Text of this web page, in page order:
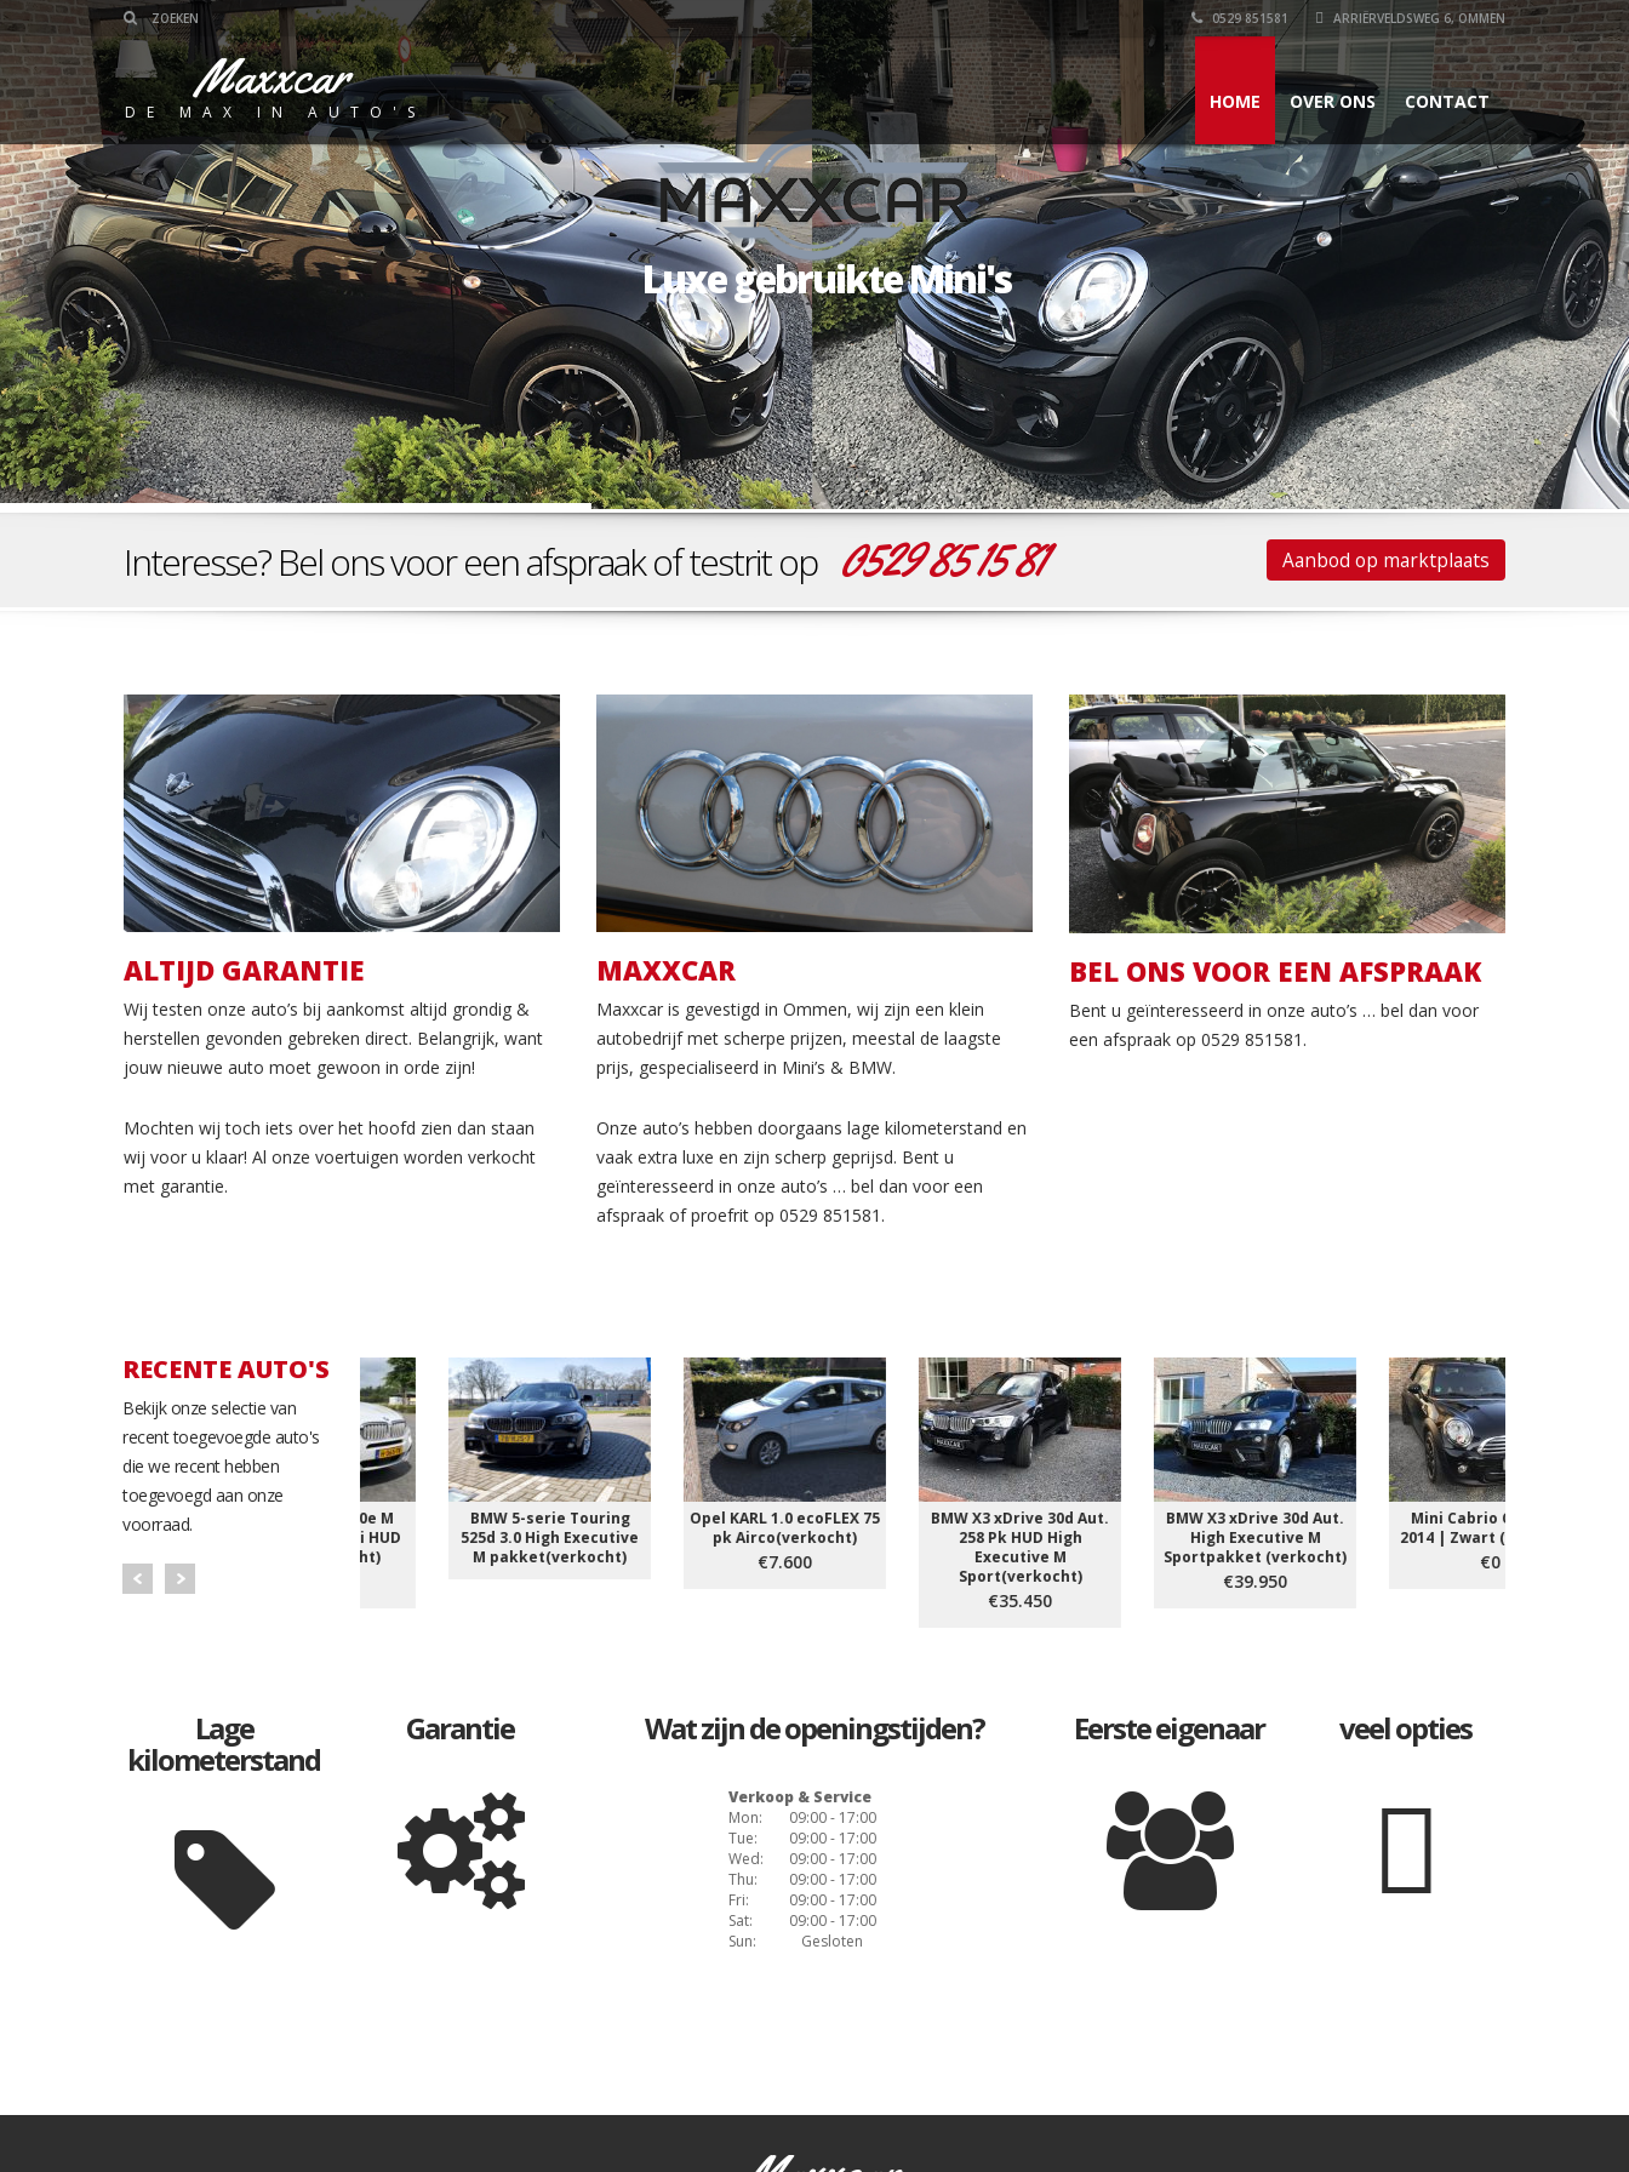
0529 851581 ARRIËRVELDSWEG 6, OMMEN
Maxxcar
DE MAX IN AUTO'S HOME OVER ONS CONTACT
Luxe gebruikte Mini's
Interesse? Bel ons voor een afspraak of testrit op 0529 85 15 81 Aanbod op marktplaats
Garantie
ALTIJD GARANTIE
Wij testen onze auto’s bij aankomst altijd grondig &
herstellen gevonden gebreken direct. Belangrijk, want
jouw nieuwe auto moet gewoon in orde zijn!
Mochten wij toch iets over het hoofd zien dan staan
wij voor u klaar! Al onze voertuigen worden verkocht
met garantie.
Maxxcar
MAXXCAR
Maxxcar is gevestigd in Ommen, wij zijn een klein
autobedrijf met scherpe prijzen, meestal de laagste
prijs, gespecialiseerd in Mini’s & BMW.
Onze auto’s hebben doorgaans lage kilometerstand en
vaak extra luxe en zijn scherp geprijsd. Bent u
geïnteresseerd in onze auto’s … bel dan voor een
afspraak of proefrit op 0529 851581.
Bel ons voor een
afspraak
BEL ONS VOOR EEN AFSPRAAK
Bent u geïnteresseerd in onze auto’s … bel dan voor
een afspraak op 0529 851581.
RECENTE AUTO'S
Bekijk onze selectie van
recent toegevoegde auto's
die we recent hebben
toegevoegd aan onze
voorraad.
BMW X5 XDrive40e M
Sportpakket Navi HUD
BMW 5-serie Touring
525d 3.0 High Executive
M pakket(verkocht)
Opel KARL 1.0 ecoFLEX 75
pk Airco(verkocht)
BMW X3 xDrive 30d Aut.
258 Pk HUD High
Executive M
Sport(verkocht)
BMW X3 xDrive 30d Aut.
High Executive M
Sportpakket (verkocht)
Mini Cabrio Cooper |
2014 | Zwart (verkocht)
Lage
kilometerstand
Garantie Wat zijn de openingstijden?
Verkoop & Service
Mon:
09:00 - 17:00
Tue:
09:00 - 17:00
Wed:
09:00 - 17:00
Thu:
09:00 - 17:00
Fri:
09:00 - 17:00
Sat:
09:00 - 17:00
Sun:
Gesloten
Eerste eigenaar veel opties